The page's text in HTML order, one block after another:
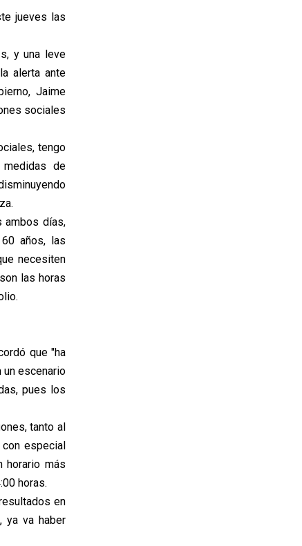
jueves las
y una leve
alerta ante
Jaime
sociales
tengo
de
ambos días,
años, las
necesiten
las horas
que "ha
un escenario
pues los
tanto al
especial
horario más
horas.
en
ya va haber